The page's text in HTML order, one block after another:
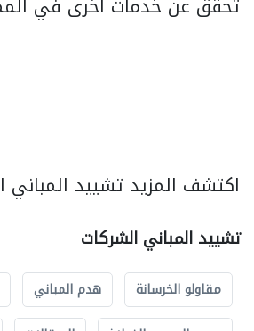
اكتشف المزيد تشييد المباني
تشييد المباني الشركات
مقاولو الخرسانة هدم المباني